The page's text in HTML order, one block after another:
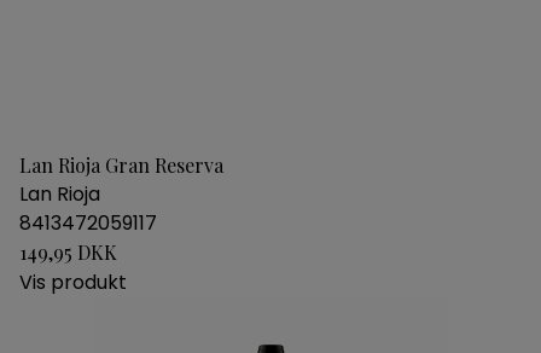
Lan Rioja Gran Reserva
Lan Rioja
8413472059117
149,95 DKK
Vis produkt